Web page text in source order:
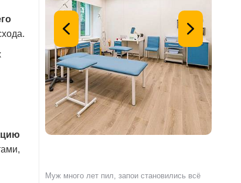
Муж много лет пил, запои становились всё